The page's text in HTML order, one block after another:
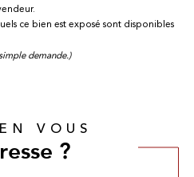
ce bien est exposé sont disponibles
demande.)
VOUS
?